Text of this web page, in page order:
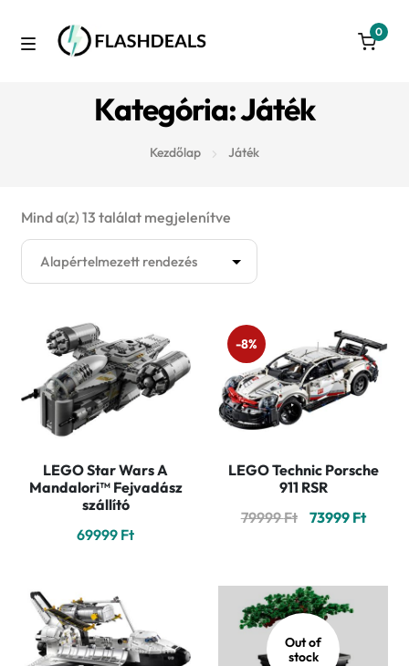
Skip
Skip
0
Azonnal raktárról
Konyha
Játék
Kategória: Játék
Kezdőlap Játék
Mind a(z) 13 találat megjelenítve
LEGO Star Wars A
Mandalori™ Fejvadász
szállító
69999 Ft
-8%
LEGO Technic Porsche
911 RSR
79999Ft Original
79999 Ft.
73999 Ft
73999
Out of
stock